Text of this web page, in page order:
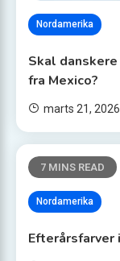
Nordamerika
Skal
fra Mexico?
marts 21, 2026
7 MINS READ
Nordamerika
Efterårsfarver